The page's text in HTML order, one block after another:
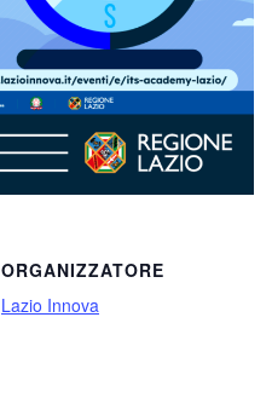
ORGANIZZATORE
Lazio Innova